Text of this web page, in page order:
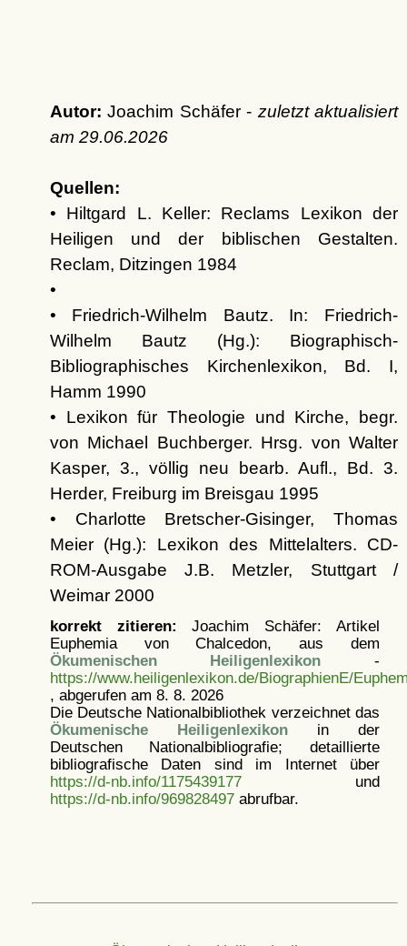
Autor: Joachim Schäfer - zuletzt aktualisiert
am 29.06.2026
Quellen:
• Hiltgard L. Keller: Reclams Lexikon der
Heiligen und der biblischen Gestalten.
Reclam, Ditzingen 1984
•
• Friedrich-Wilhelm Bautz. In: Friedrich-
Wilhelm Bautz (Hg.): Biographisch-
Bibliographisches Kirchenlexikon, Bd. I,
Hamm 1990
• Lexikon für Theologie und Kirche, begr.
von Michael Buchberger. Hrsg. von Walter
Kasper, 3., völlig neu bearb. Aufl., Bd. 3.
Herder, Freiburg im Breisgau 1995
• Charlotte Bretscher-Gisinger, Thomas
Meier (Hg.): Lexikon des Mittelalters. CD-
ROM-Ausgabe J.B. Metzler, Stuttgart /
Weimar 2000
korrekt zitieren: Joachim Schäfer: Artikel
Euphemia von Chalcedon, aus dem
Ökumenischen Heiligenlexikon -
https://www.heiligenlexikon.de/BiographienE/
, abgerufen am 8. 8. 2026
Die Deutsche Nationalbibliothek verzeichnet das
Ökumenische Heiligenlexikonin der
Deutschen Nationalbibliografie; detaillierte
bibliografische Daten sind im Internet über
https://d-nb.info/1175439177und
https://d-nb.info/969828497abrufbar.